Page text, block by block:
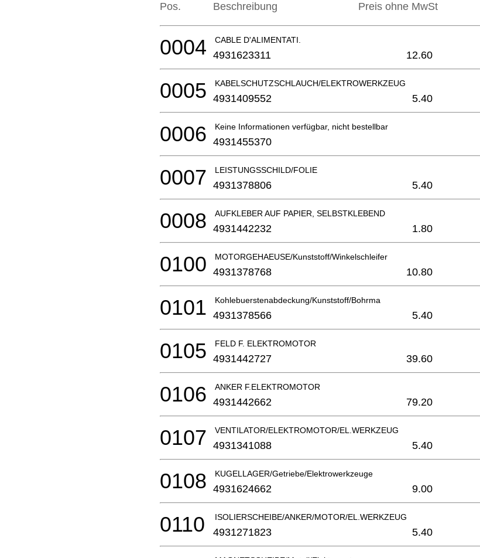
Pos. Beschreibung Preis ohne MwSt
CABLE D'ALIMENTATI.
0004 4931623311 12.60
KABELSCHUTZSCHLAUCH/ELEKTROWERKZEUG
0005 4931409552 5.40
Keine Informationen verfügbar, nicht bestellbar
0006 4931455370
LEISTUNGSSCHILD/FOLIE
0007 4931378806 5.40
AUFKLEBER AUF PAPIER, SELBSTKLEBEND
0008 4931442232 1.80
MOTORGEHAEUSE/Kunststoff/Winkelschleifer
0100 4931378768 10.80
Kohlebuerstenabdeckung/Kunststoff/Bohrma
0101 4931378566 5.40
FELD F. ELEKTROMOTOR
0105 4931442727 39.60
ANKER F.ELEKTROMOTOR
0106 4931442662 79.20
VENTILATOR/ELEKTROMOTOR/EL.WERKZEUG
0107 4931341088 5.40
KUGELLAGER/Getriebe/Elektrowerkzeuge
0108 4931624662 9.00
ISOLIERSCHEIBE/ANKER/MOTOR/EL.WERKZEUG
0110 4931271823 5.40